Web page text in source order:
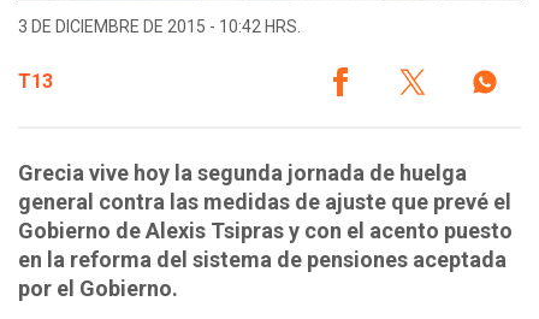
3 DE DICIEMBRE DE 2015 - 10:42 HRS.
T13
Grecia vive hoy la segunda jornada de huelga
general contra las medidas de ajuste que prevé el
Gobierno de Alexis Tsipras y con el acento puesto
en la reforma del sistema de pensiones aceptada
por el Gobierno.